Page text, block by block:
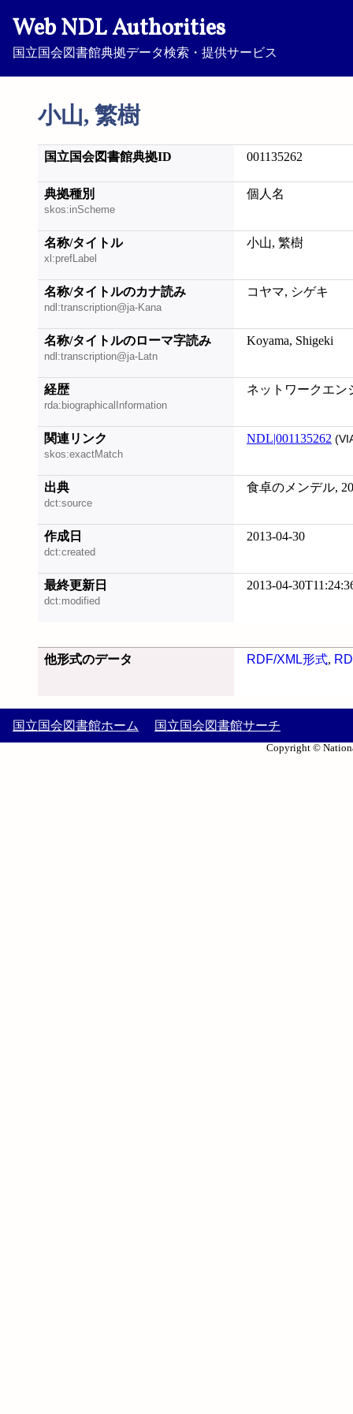
Web NDL Authorities
国立国会図書館典拠データ検索・提供サービス
小山, 繁樹
国立国会図書館典拠ID 001135262
典拠種別
skos:inScheme
個人名
名称/タイトル
xl:prefLabel
小山, 繁樹
名称/タイトルのカナ読み
ndl:transcription@ja-Kana
コヤマ, シゲキ
名称/タイトルのローマ字読み
ndl:transcription@ja-Latn
Koyama, Shigeki
経歴
rda:biographicalInformation
ネットワークエン
関連リンク
skos:exactMatch
NDL|001135262
出典
dct:source
食卓のメンデル,
作成日
dct:created
2013-04-30
最終更新日
dct:modified
2013-04-
他形式のデータ RDF/XML形式,
国立国会図書館ホーム 国立国会図書館サーチ
Copyright ©